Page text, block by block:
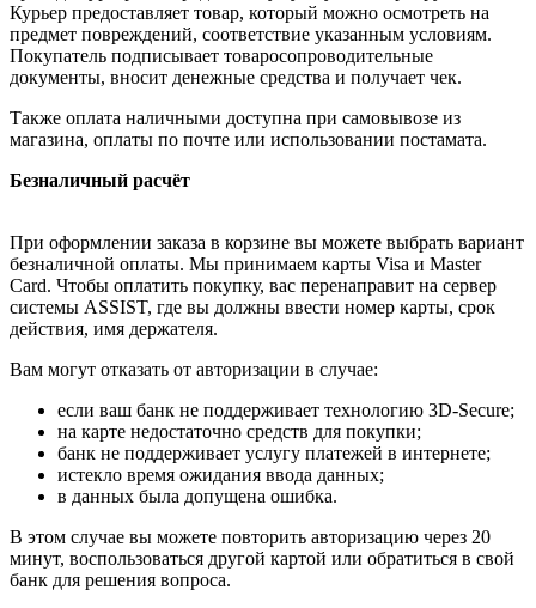
Курьер предоставляет товар, который можно осмотреть на
предмет повреждений, соответствие указанным условиям.
Покупатель подписывает товаросопроводительные
документы, вносит денежные средства и получает чек.
Также оплата наличными доступна при самовывозе из
магазина, оплаты по почте или использовании постамата.
Безналичный расчёт
При оформлении заказа в корзине вы можете выбрать вариант
безналичной оплаты. Мы принимаем карты Visa и Master
Card. Чтобы оплатить покупку, вас перенаправит на сервер
системы ASSIST, где вы должны ввести номер карты, срок
действия, имя держателя.
Вам могут отказать от авторизации в случае:
если ваш банк не поддерживает технологию 3D-Secure;
на карте недостаточно средств для покупки;
банк не поддерживает услугу платежей в интернете;
истекло время ожидания ввода данных;
в данных была допущена ошибка.
В этом случае вы можете повторить авторизацию через 20
минут, воспользоваться другой картой или обратиться в свой
банк для решения вопроса.